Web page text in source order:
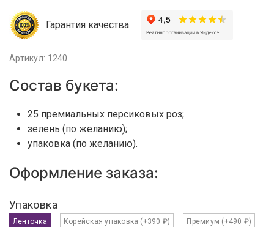
Гарантия качества
Артикул: 1240
Состав букета:
25 премиальных персиковых роз;
зелень (по желанию);
упаковка (по желанию).
Оформление заказа:
Упаковка
Ленточка Корейская упаковка (+390 ₽) Премиум (+490 ₽)